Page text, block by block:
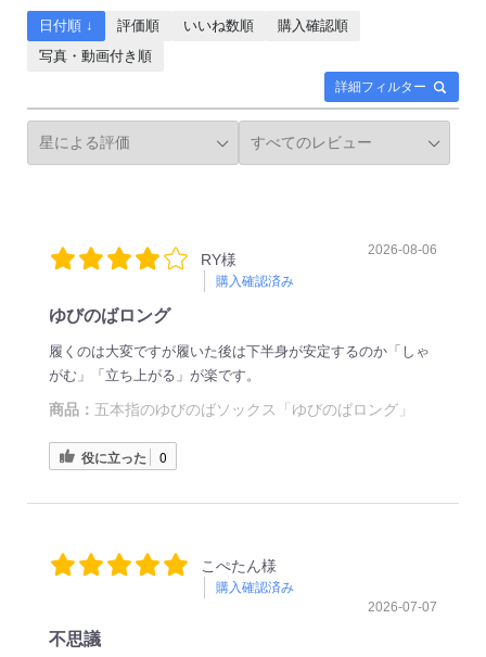
詳細フィルター
日付順 ↓ 評価順 いいね数順
購入確認順
写真・動画付き順
RY様
購入確認済み
2026-08-06
ゆびのばロング
履くのは大変ですが履いた後は下半身が安定するのか「しゃ
がむ」「立ち上がる」が楽です。
商品： 五本指のゆびのばソックス「ゆびのばロング」
役に立った 0
こぺたん様
購入確認済み
2026-07-07
不思議